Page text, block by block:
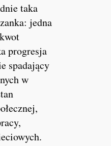
taka
jedna
progresja
spadający
w